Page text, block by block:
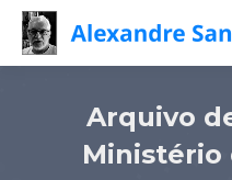
Arquivo
Ministério